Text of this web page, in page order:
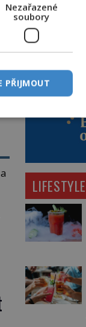
LIFESTYLE
Nezařazené
soubory
PŘIJMOUT